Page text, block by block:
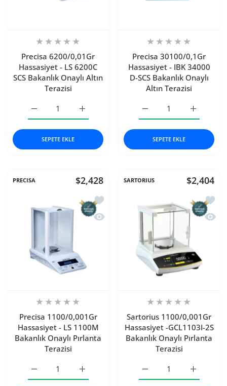
Precisa 6200/0,01Gr
Hassasiyet - LS 6200C
SCS Bakanlık Onaylı Altın
Terazisi
Precisa 6200/0,01Gr Hassasiyet - LS
Precisa 6200/0,01Gr Hassasiyet - LS 6200C SCS
SEPETE EKLE
Precisa 30100/0,1Gr
Hassasiyet - IBK 34000
D-SCS Bakanlık Onaylı
Altın Terazisi
Precisa
Precisa 30100/0,1Gr
SEPETE EKLE
PRECISA $2,428
İstek listesine ekle Precisa 1100/
Hızlı Görünüm Precisa 1100/0,001Gr
Precisa 1100/0,001Gr
Hassasiyet - LS 1100M
Bakanlık Onaylı Pırlanta
Terazisi
Precisa 1100/0,001Gr Hassasiyet - LS
Precisa 1100/0,001Gr Hassasiyet - LS 1100M Bakanlık
SARTORIUS $2,404
İstek
Hızlı
Sartorius 1100/0,001Gr
Hassasiyet -GCL1103I-2S
Bakanlık Onaylı Pırlanta
Terazisi
Sartorius
Sartorius 1100/